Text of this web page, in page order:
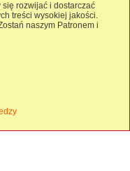
rozwijać i dostarczać
treści wysokiej jakości.
naszym Patronem i